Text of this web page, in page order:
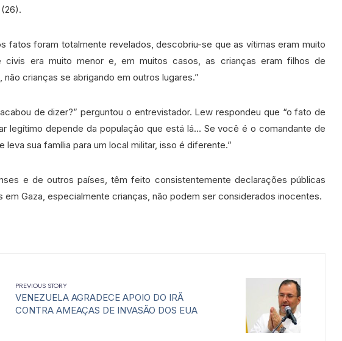
fatos foram totalmente revelados, descobriu-se que as vítimas eram muito
civis era muito menor e, em muitos casos, as crianças eram filhos de
crianças se abrigando em outros lugares.”
de dizer?” perguntou o entrevistador. Lew respondeu que “o fato de
legítimo depende da população que está lá… Se você é o comandante de
leva sua família para um local militar, isso é diferente.”
e de outros países, têm feito consistentemente declarações públicas
em Gaza, especialmente crianças, não podem ser considerados inocentes.
PREVIOUS STORY
VENEZUELA AGRADECE APOIO DO IRÃ
CONTRA AMEAÇAS DE INVASÃO DOS EUA